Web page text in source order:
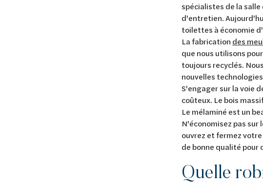
spécialistes de la
d'entretien.
toilettes à économie
La fabrication des
que nous utilisons
toujours recyclés.
nouvelles
S'engager sur la voie
coûteux. Le bois
Le mélaminé est un
N'économisez pas sur
ouvrez et fermez
de bonne qualité pour
Quelle